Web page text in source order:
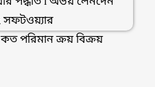
পরিমান ক্রয় বিক্রয়